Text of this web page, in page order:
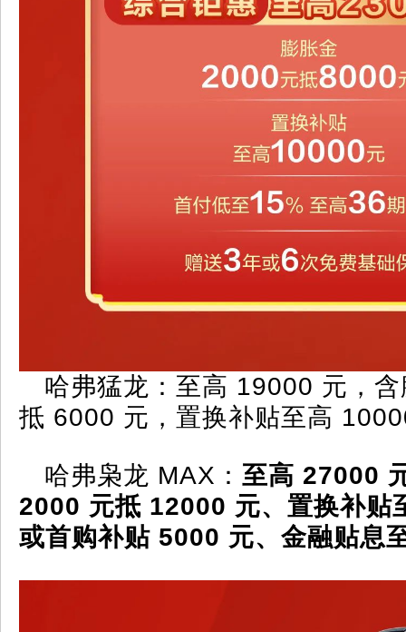
哈弗猛龙：至高 19000 元，
抵 6000 元，置换补贴至高
哈弗枭龙 MAX： 至高 27000
2000 元抵 12000 元、置换补贴
或首购补贴 5000 元、金融贴息